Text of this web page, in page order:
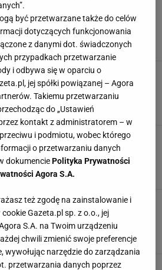
to idealny zamiennik trawnika. Nie
koszenia, znosi deptanie i nie boi
ROŚLIN PORADY ROŚLINY OGRODOWE TRAWA
nie będą już problemem. Zanim
trawę, przeprowadź najpierw ten
TRAWA TRAWNIK
trawnik może żółknąć. Wystarczy
na murawę. Znowu będzie gęsta i
zielona
MURAWA NICIENIE
pojawiła się w ogrodzie? Może
zniszczyć trawnik. Tak go
KONICZYNA OGRÓDKI DZIAŁKOWE PORADY
sposób dosiewania trawy. "Łyse
być przetwarzane także do celów
dotyczących funkcjonowania
z danymi dot. świadczonych
przypadkach przetwarzanie
i odbywa się w oparciu o
jej spółki powiązanej – Agora
Takiemu przetwarzaniu
do „Ustawień
kontakt z administratorem – w
i podmiotu, wobec którego
o przetwarzaniu danych
dokumencie Polityka Prywatności
Agora S.A.
też zgodę na zainstalowanie i
Gazeta.pl sp. z o.o., jej
S.A. na Twoim urządzeniu
chwili zmienić swoje preferencje
wywołując narzędzie do zarządzania
przetwarzania danych poprzez